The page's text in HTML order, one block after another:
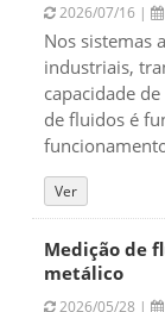
2026/07/16 |
Nos sistemas
industriais,
capacidade
de fluidos é
Ver
Medição de
metálico
2026/05/28 |